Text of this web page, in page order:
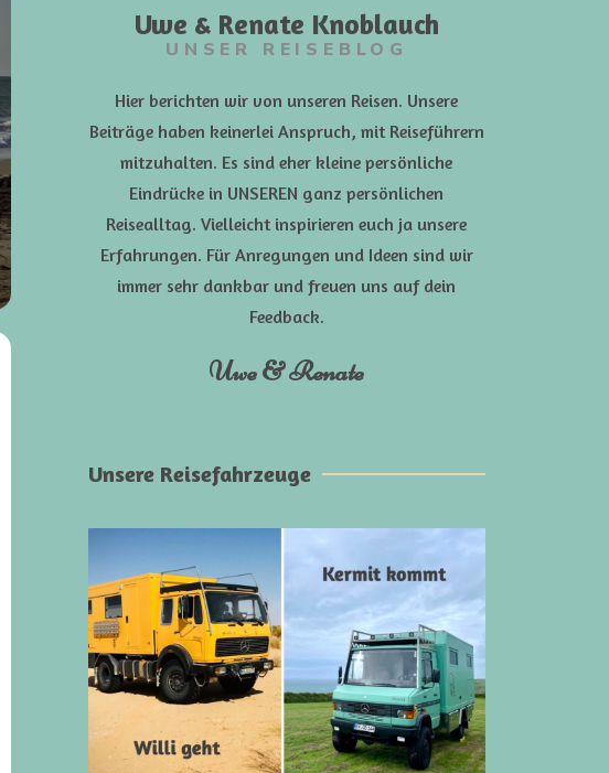
Uwe & Renate Knoblauch
UNSER REISEBLOG
Hier berichten wir von unseren Reisen. Unsere
Beiträge haben keinerlei Anspruch, mit Reiseführern
mitzuhalten. Es sind eher kleine persönliche
Eindrücke in UNSEREN ganz persönlichen
Reisealltag. Vielleicht inspirieren euch ja unsere
Erfahrungen. Für Anregungen und Ideen sind wir
immer sehr dankbar und freuen uns auf dein
Feedback.
Uwe & Renate
Unsere Reisefahrzeuge